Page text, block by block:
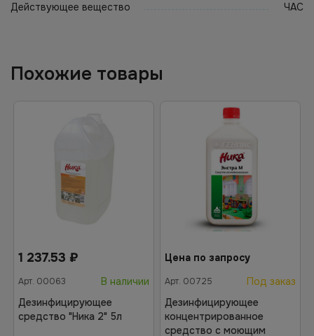
Действующее вещество
ЧАС
Похожие товары
1 237.53 ₽
Арт. 00063
В наличии
Дезинфицирующее
средство "Ника 2" 5л
Цена по запросу
Арт. 00725
Под заказ
Дезинфицирующее
концентрированное
средство с моющим